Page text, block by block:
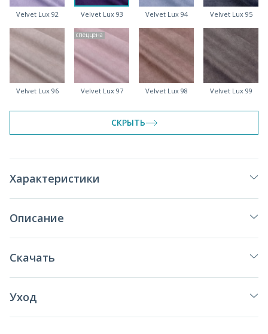
Velvet Lux 92 Velvet Lux 93 Velvet Lux 94 Velvet Lux 95
Velvet Lux 96
спеццена
Velvet Lux 97 Velvet Lux 98 Velvet Lux 99
СКРЫТЬ
Характеристики
Описание
Скачать
Уход